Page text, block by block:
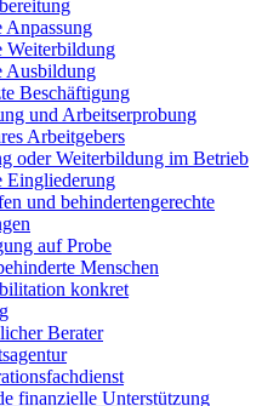
Weiterbildung
Ausbildung
Beschäftigung
und Arbeitserprobung
Arbeitgebers
oder Weiterbildung im Betrieb
Eingliederung
und behindertengerechte
auf Probe
Menschen
konkret
Berater
finanzielle Unterstützung